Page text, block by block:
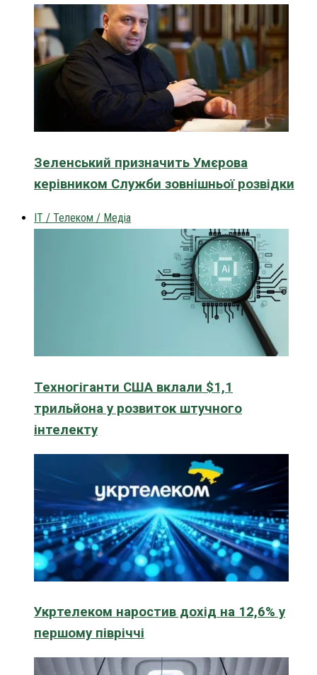
Зеленський призначить Умєрова
керівником Служби зовнішньої розвідки
IT / Телеком / Медіа
Техногіганти США вклали $1,1
трильйона у розвиток штучного
інтелекту
Укртелеком наростив дохід на 12,6% у
першому півріччі